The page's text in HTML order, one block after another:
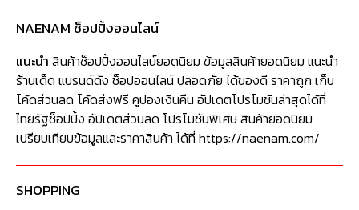
NAENAM ช็อปปิ้งออนไลน์
แนะนำ สินค้าช็อปปิ้งออนไลน์ยอดนิยม ข้อมูลสินค้ายอดนิยม แนะนำ
ร้านเด็ด แบรนด์ดัง ช็อปออนไลน์ ปลอดภัย ได้ของดี ราคาถูก เก็บ
โค้ดส่วนลด โค้ดส่งฟรี คูปองเงินคืน อัปเดตโปรโมชันล่าสุดได้ที่
ไทยรัฐช็อปปิ้ง อัปเดตส่วนลด โปรโมชันพิเศษ สินค้ายอดนิยม
เปรียบเทียบข้อมูลและราคาสินค้า ได้ที่ https://naenam.com/
SHOPPING